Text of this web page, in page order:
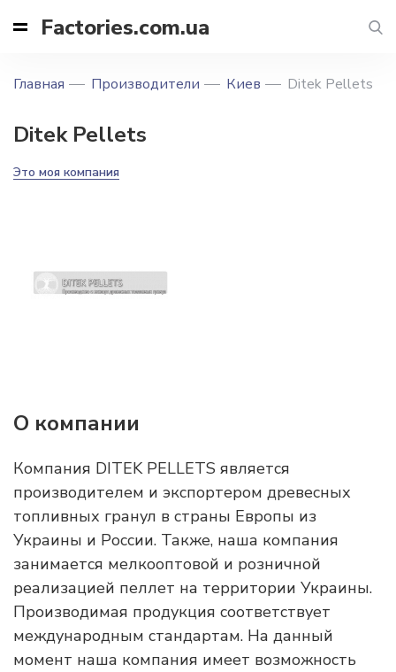
Factories.com.ua
Главная Производители Киев Ditek Pellets
Ditek Pellets
Это моя компания
О компании
Компания DITEK PELLETS является
производителем и экспортером древесных
топливных гранул в страны Европы из
Украины и России. Также, наша компания
занимается мелкооптовой и розничной
реализацией пеллет на территории Украины.
Производимая продукция соответствует
международным стандартам. На данный
момент наша компания имеет возможность